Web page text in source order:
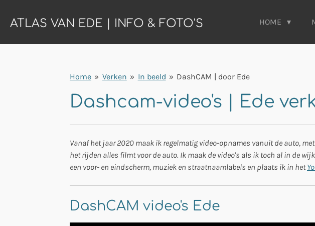
direct
de
ATLAS VAN EDE | INFO & FOTO'S HOME
Home » Verken » In beeld » DashCAM | door Ede
Dashcam-video's | Ede
Vanaf het jaar 2020 maak ik regelmatig video-opnames vanuit de auto,
het rijden alles filmt voor de auto. Ik maak de video's als ik toch al in de
een voor- en eindscherm, muziek en straatnaamlabels en plaats ik in het
DashCAM video's Ede